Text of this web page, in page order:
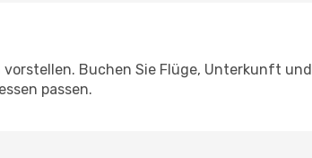
vorstellen. Buchen Sie Flüge, Unterkunft und
passen.